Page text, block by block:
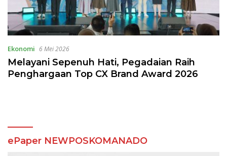
Ekonomi 6 Mei 2026
Melayani Sepenuh Hati, Pegadaian Raih
Penghargaan Top CX Brand Award 2026
ePaper NEWPOSKOMANADO